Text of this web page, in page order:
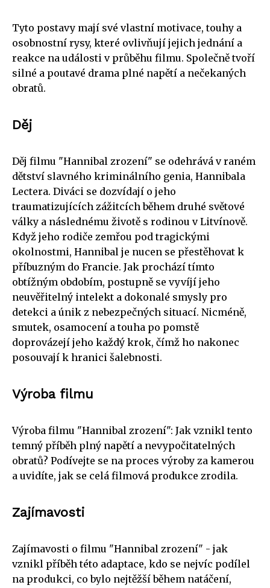
Tyto postavy mají své vlastní motivace, touhy a
osobnostní rysy, které ovlivňují jejich jednání a
reakce na události v průběhu filmu. Společně tvoří
silné a poutavé drama plné napětí a nečekaných
obratů.
Děj
Děj filmu "Hannibal zrození" se odehrává v raném
dětství slavného kriminálního genia, Hannibala
Lectera. Diváci se dozvídají o jeho
traumatizujících zážitcích během druhé světové
války a následnému životě s rodinou v Litvínově.
Když jeho rodiče zemřou pod tragickými
okolnostmi, Hannibal je nucen se přestěhovat k
příbuzným do Francie. Jak prochází tímto
obtížným obdobím, postupně se vyvíjí jeho
neuvěřitelný intelekt a dokonalé smysly pro
detekci a únik z nebezpečných situací. Nicméně,
smutek, osamocení a touha po pomstě
doprovázejí jeho každý krok, čímž ho nakonec
posouvají k hranici šalebnosti.
Výroba filmu
Výroba filmu "Hannibal zrození": Jak vznikl tento
temný příběh plný napětí a nevypočitatelných
obratů? Podívejte se na proces výroby za kamerou
a uvidíte, jak se celá filmová produkce zrodila.
Zajímavosti
Zajímavosti o filmu "Hannibal zrození" - jak
vznikl příběh této adaptace, kdo se nejvíc podílel
na produkci, co bylo nejtěžší během natáčení,